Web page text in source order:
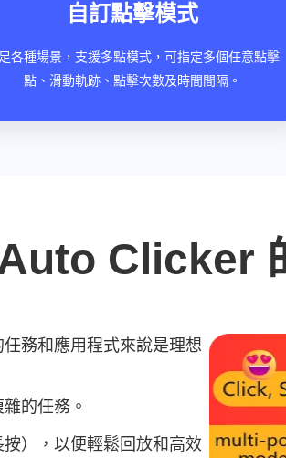
自訂點擊模式
各種場景，支援多點模式，可指定多個任意點擊
點、滑動軌跡、點擊次數及時間間隔。
Clicker
務和應用程式來說是理想
的任務。
），以便輕鬆回放和高效